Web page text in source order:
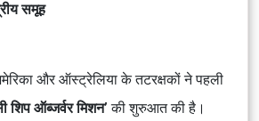
समूह
और ऑस्ट्रेलिया के तटरक्षकों ने पहली
शिप ऑब्जर्वर मिशन’ की शुरुआत की है।